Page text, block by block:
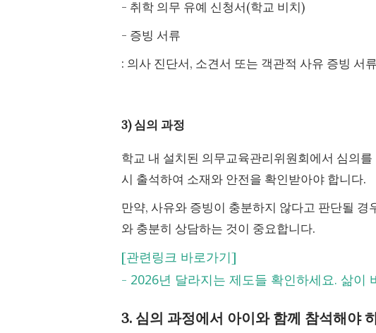
- 취학 의무 유예 신청서(학교 비치)
- 증빙 서류
: 의사 진단서, 소견서 또는 객관적 사유 증빙 서류
3) 심의 과정
학교 내 설치된 의무교육관리위원회에서 심의
시 출석하여 소재와 안전을 확인받아야 합니다.
만약, 사유와 증빙이 충분하지 않다고 판단될
와 충분히 상담하는 것이 중요합니다.
[관련링크 바로가기]
- 2026년 달라지는 제도들 확인하세요. 삶이
3. 심의 과정에서 아이와 함께 참석해야